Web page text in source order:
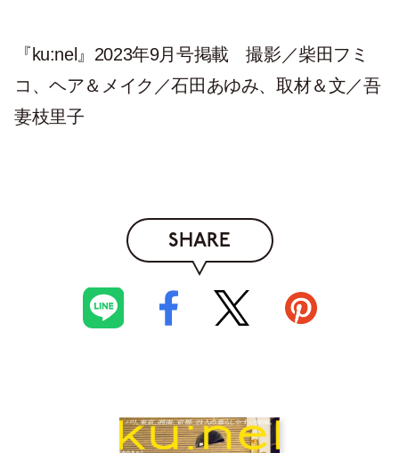
『ku:nel』2023年9月号掲載 撮影／柴田フミ
コ、ヘア＆メイク／石田あゆみ、取材＆文／吾
妻枝里子
SHARE